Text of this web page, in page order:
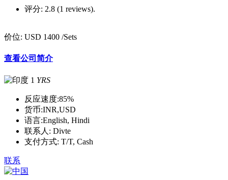
评分: 2.8 (1 reviews).
价位: USD 1400 /Sets
查看公司简介
1 YRS
反应速度:85%
货币:INR,USD
语言:English, Hindi
联系人: Divte
支付方式: T/T, Cash
联系